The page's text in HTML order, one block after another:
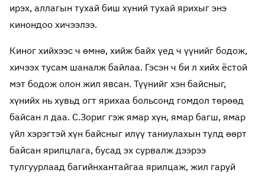
ирэх, аллагын тухай биш хүний тухай ярихыг энэ
кинондоо хичээлээ.
Киног хийхээс ч өмнө, хийж байх үед ч үүнийг бодож,
хичээх тусам шаналж байлаа. Гэсэн ч би л хийх ёстой
мэт бодож олон жил явсан. Түүнийг хэн байсныг,
хүнийх нь хувьд огт ярихаа больсонд гомдол төрөөд
байсан л даа. С.Зориг гэж ямар хүн, ямар багш, ямар
үйл хэрэгтэй хүн байсныг илүү таниулахын тулд өөрт
байсан ярилцлага, бусад эх сурвалж дээрээ
тулгуурлаад багийнхантайгаа ярилцаж, жил гаруй